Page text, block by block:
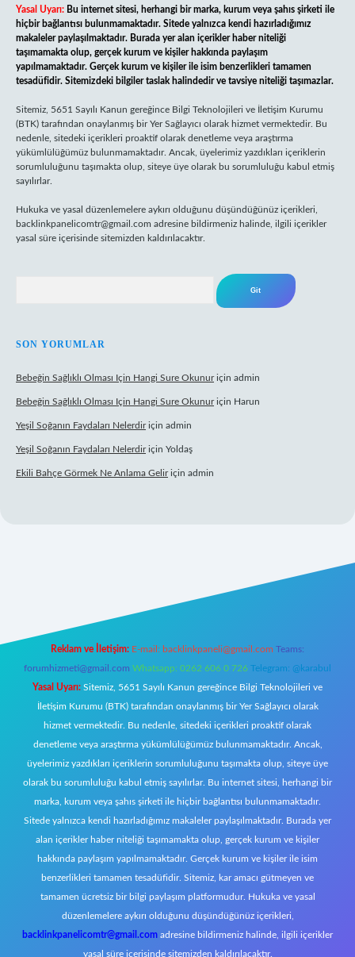
Yasal Uyarı: Bu internet sitesi, herhangi bir marka, kurum veya şahıs şirketi ile
hiçbir bağlantısı bulunmamaktadır. Sitede yalnızca kendi hazırladığımız
makaleler paylaşılmaktadır. Burada yer alan içerikler haber niteliği
taşımamakta olup, gerçek kurum ve kişiler hakkında paylaşım
yapılmamaktadır. Gerçek kurum ve kişiler ile isim benzerlikleri tamamen
tesadüfidir. Sitemizdeki bilgiler taslak halindedir ve tavsiye niteliği taşımazlar.
Sitemiz, 5651 Sayılı Kanun gereğince Bilgi Teknolojileri ve İletişim Kurumu
(BTK) tarafından onaylanmış bir Yer Sağlayıcı olarak hizmet vermektedir. Bu
nedenle, sitedeki içerikleri proaktif olarak denetleme veya araştırma
yükümlülüğümüz bulunmamaktadır. Ancak, üyelerimiz yazdıkları içeriklerin
sorumluluğunu taşımakta olup, siteye üye olarak bu sorumluluğu kabul etmiş
sayılırlar.
Hukuka ve yasal düzenlemelere aykırı olduğunu düşündüğünüz içerikleri,
backlinkpanelicomtr@gmail.com adresine bildirmeniz halinde, ilgili içerikler
yasal süre içerisinde sitemizden kaldırılacaktır.
SON YORUMLAR
Bebeğin Sağlıklı Olması Için Hangi Sure Okunuriçin admin
Bebeğin Sağlıklı Olması Için Hangi Sure Okunuriçin Harun
Yeşil Soğanın Faydaları Nelerdiriçin admin
Yeşil Soğanın Faydaları Nelerdiriçin Yoldaş
Ekili Bahçe Görmek Ne Anlama Geliriçin admin
Reklam ve İletişim: E-mail: backlinkpaneli@gmail.com Teams:
forumhizmeti@gmail.com Whatsapp: 0262 606 0 726 Telegram: @karabul
Yasal Uyarı: Sitemiz, 5651 Sayılı Kanun gereğince Bilgi Teknolojileri ve
İletişim Kurumu (BTK) tarafından onaylanmış bir Yer Sağlayıcı olarak
hizmet vermektedir. Bu nedenle, sitedeki içerikleri proaktif olarak
denetleme veya araştırma yükümlülüğümüz bulunmamaktadır. Ancak,
üyelerimiz yazdıkları içeriklerin sorumluluğunu taşımakta olup, siteye üye
olarak bu sorumluluğu kabul etmiş sayılırlar. Bu internet sitesi, herhangi bir
marka, kurum veya şahıs şirketi ile hiçbir bağlantısı bulunmamaktadır.
Sitede yalnızca kendi hazırladığımız makaleler paylaşılmaktadır. Burada yer
alan içerikler haber niteliği taşımamakta olup, gerçek kurum ve kişiler
hakkında paylaşım yapılmamaktadır. Gerçek kurum ve kişiler ile isim
benzerlikleri tamamen tesadüfidir. Sitemiz, kar amacı gütmeyen ve
tamamen ücretsiz bir bilgi paylaşım platformudur. Hukuka ve yasal
düzenlemelere aykırı olduğunu düşündüğünüz içerikleri,
backlinkpanelicomtr@gmail.com adresine bildirmeniz halinde, ilgili içerikler
yasal süre içerisinde sitemizden kaldırılacaktır.